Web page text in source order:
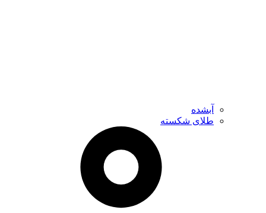
آبشده
طلای شکسته